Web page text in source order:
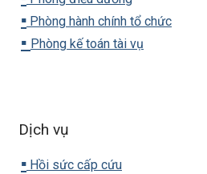
▪️ Phòng hành chính tổ chức
▪️ Phòng kế toán tài vụ
Dịch vụ
▪️ Hồi sức cấp cứu